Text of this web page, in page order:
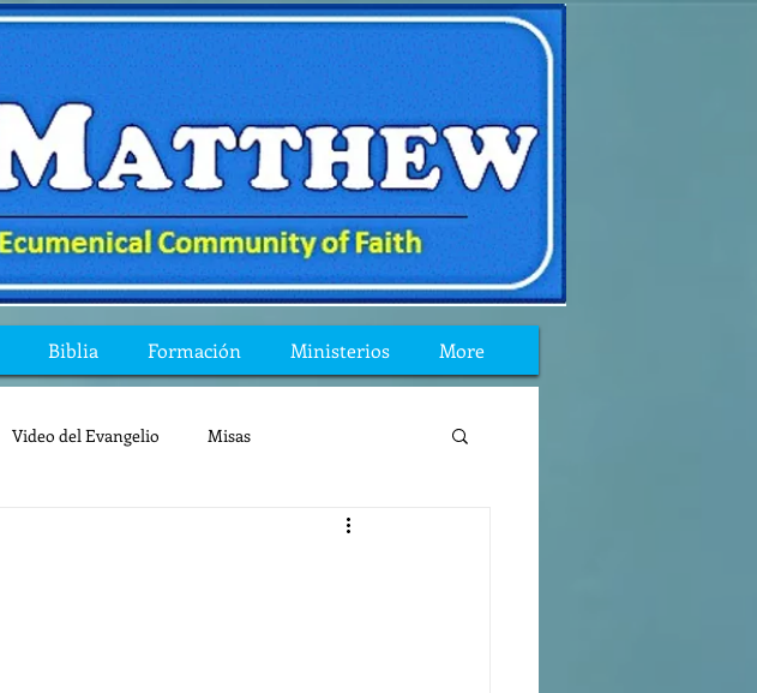
Biblia Formación Ministerios More
Video del Evangelio Misas